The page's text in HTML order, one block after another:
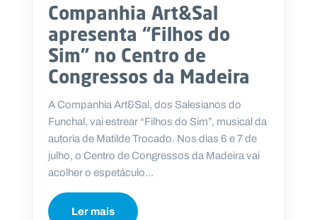
Companhia Art&Sal
apresenta “Filhos do
Sim” no Centro de
Congressos da Madeira
A Companhia Art&Sal, dos Salesianos do
Funchal, vai estrear “Filhos do Sim”, musical da
autoria de Matilde Trocado. Nos dias 6 e 7 de
julho, o Centro de Congressos da Madeira vai
acolher o espetáculo...
Ler mais